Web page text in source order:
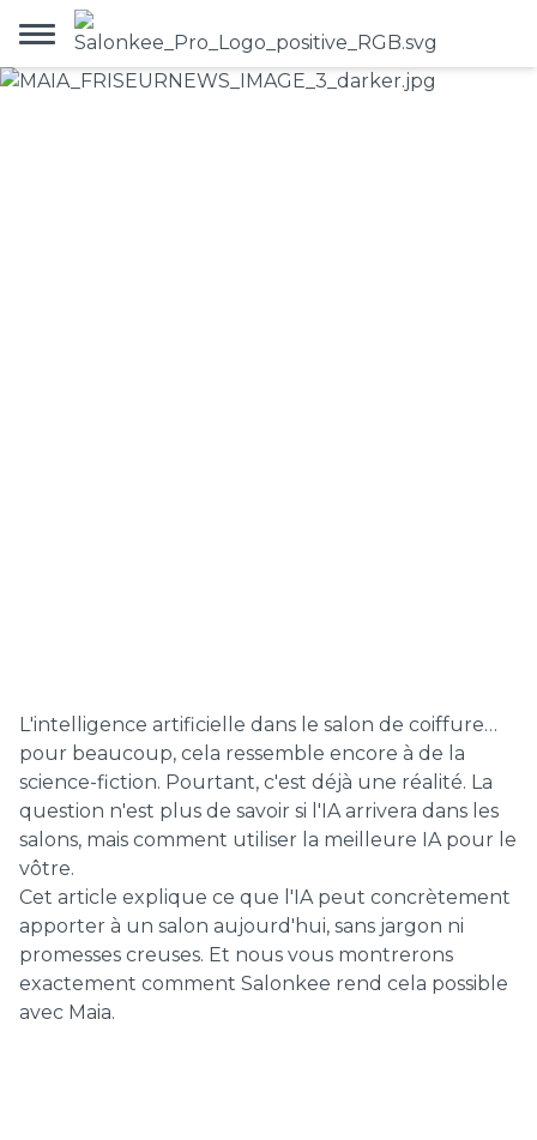
L'intelligence artificielle dans le salon de coiffure…
pour beaucoup, cela ressemble encore à de la
science-fiction. Pourtant, c'est déjà une réalité. La
question n'est plus de savoir si l'IA arrivera dans les
salons, mais comment utiliser la meilleure IA pour le
vôtre.
Cet article explique ce que l'IA peut concrètement
apporter à un salon aujourd'hui, sans jargon ni
promesses creuses. Et nous vous montrerons
exactement comment Salonkee rend cela possible
avec Maia.